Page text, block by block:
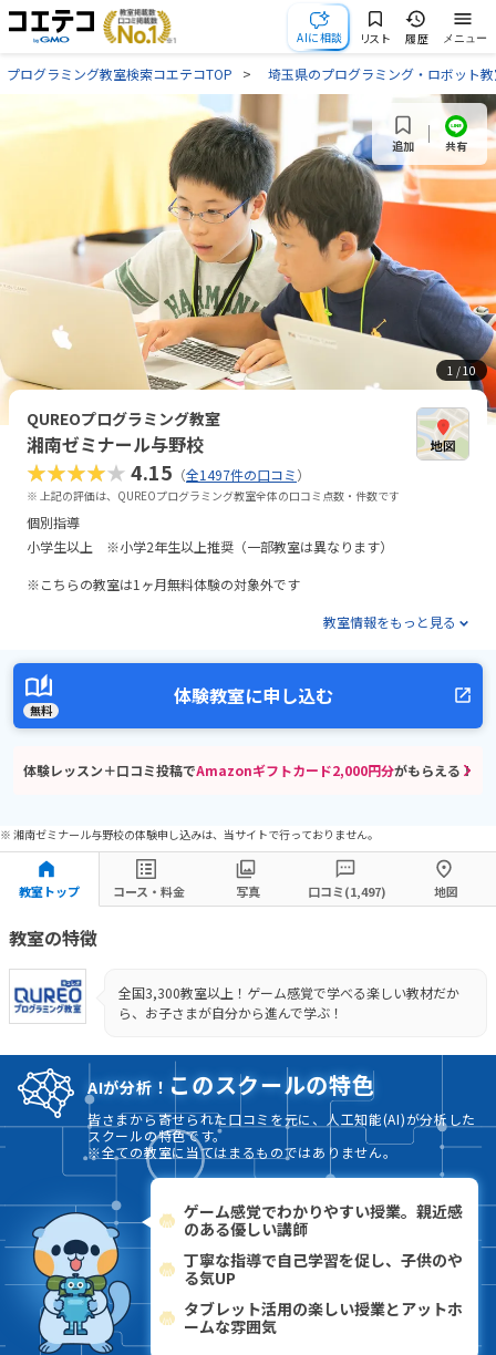
AIに相談 リスト 履歴 メニュー
プログラミング教室検索コエテコTOP 埼玉県のプログラミング・ロボット
1 / 10
追加 共有
QUREOプログラミング教室
湘南ゼミナール与野校
★★★★★4.15 （全1497件の口コミ）
※ 上記の評価は、QUREOプログラミング教室全体の口コミ点数・件数です
個別指導
小学生以上 ※小学2年生以上推奨（一部教室は異なります）
※こちらの教室は1ヶ月無料体験の対象外です
教室情報をもっと見る
無料
体験教室に申し込む
体験レッスン＋口コミ投稿でAmazonギフトカード2,000円分がもらえる！
※ 湘南ゼミナール与野校の体験申し込みは、当サイトで行っておりません。
教室トップ コース・料金 写真 口コミ(1,497) 地図
教室の特徴
全国3,300教室以上！ゲーム感覚で学べる楽しい教材だか
ら、お子さまが自分から進んで学ぶ！
AIが分析！ このスクールの特色
皆さまから寄せられた口コミを元に、人工知能(AI)が分析した
スクールの特色です。
※全ての教室に当てはまるものではありません。
ゲーム感覚でわかりやすい授業。親近感
のある優しい講師
丁寧な指導で自己学習を促し、子供のや
る気UP
タブレット活用の楽しい授業とアットホ
ームな雰囲気